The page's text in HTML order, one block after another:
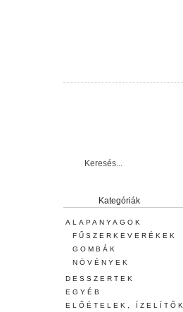
Kategóriák
ALAPANYAGOK
FŰSZERKEVERÉKEK
GOMBÁK
NÖVÉNYEK
DESSZERTEK
EGYÉB
ELŐÉTELEK, ÍZELÍTŐK